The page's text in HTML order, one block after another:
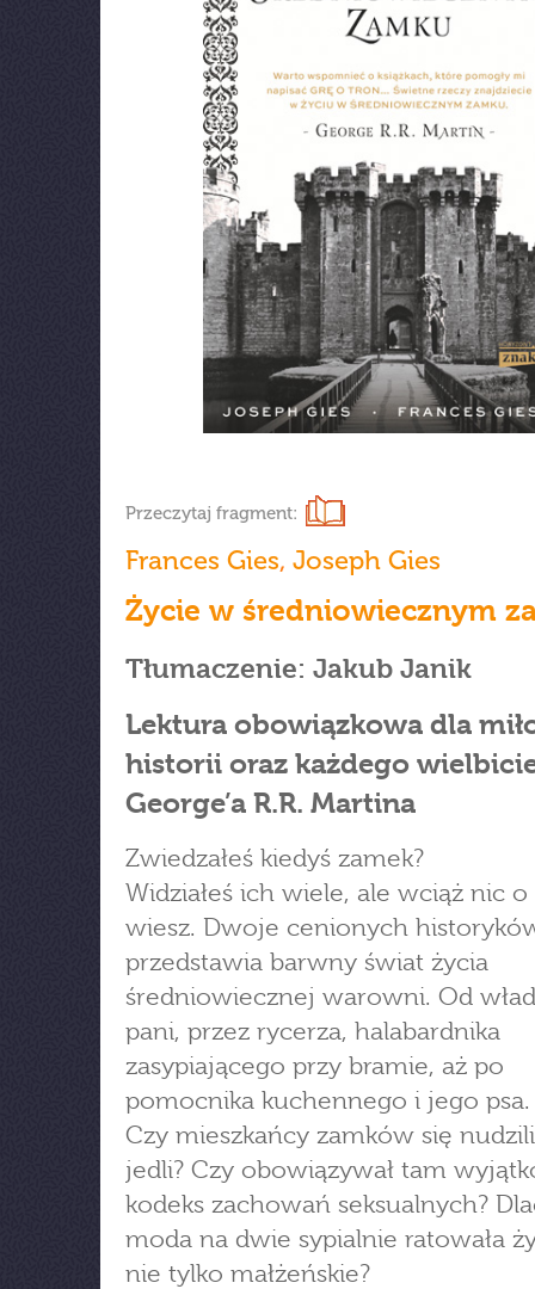
Przeczytaj fragment:
Frances Gies, Joseph Gies
Życie w średniowiecznym
Tłumaczenie: Jakub Janik
Lektura obowiązkowa dla
historii oraz każdego
George’a R.R. Martina
Zwiedzałeś kiedyś zamek?
Widziałeś ich wiele, ale wciąż nic
wiesz. Dwoje cenionych
przedstawia barwny świat życia
średniowiecznej warowni. Od
pani, przez rycerza, halabardnika
zasypiającego przy bramie, aż po
pomocnika kuchennego i jego psa.
Czy mieszkańcy zamków się
jedli? Czy obowiązywał tam
kodeks zachowań seksualnych?
moda na dwie sypialnie ratowała
nie tylko małżeńskie?